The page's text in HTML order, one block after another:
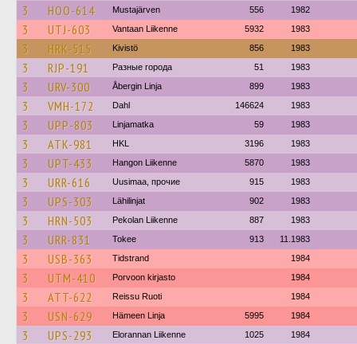
3 HOO-614 Mustajärven 556 1982
3 UTJ-603 Vantaan Liikenne 5932 1983
3 HRK-515 Kivistö 856 1983
3 RJP-191 Разные города 51 1983
3 URV-300 Åbergin Linja 899 1983
3 VMH-172 Dahl 146624 1983
3 UPP-803 Linjamatka 59 1983
3 ATK-981 HKL 3196 1983
3 UPT-433 Hangon Liikenne 5870 1983
3 URR-616 Uusimaa, прочие 915 1983
3 UPS-303 Lähilinjat 902 1983
3 HRN-503 Pekolan Liikenne 887 1983
3 URR-831 Tokee 913 11.1983
3 USB-363 Tidstrand 1984
3 UTM-410 Porvoon kirjasto 1984
3 ATT-622 Reissu Ruoti 1984
3 USN-629 Hämeen Linja 5995 1984
3 UPS-293 Elorannan Liikenne 1025 1984